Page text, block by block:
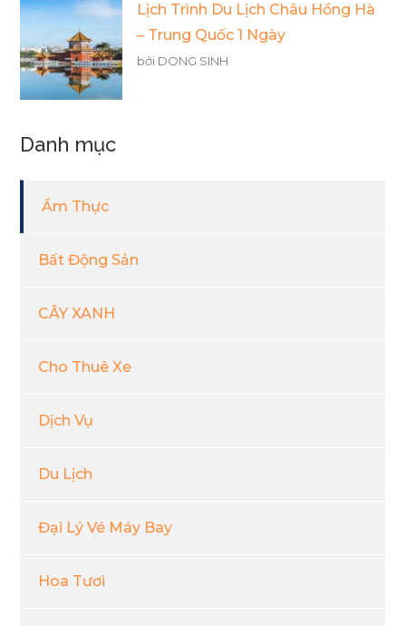
Lịch Trình Du Lịch Châu Hồng Hà
– Trung Quốc 1 Ngày
bởi DONG SINH
Danh mục
Ẩm Thực
Bất Động Sản
CÂY XANH
Cho Thuê Xe
Dịch Vụ
Du Lịch
Đại Lý Vé Máy Bay
Hoa Tươi